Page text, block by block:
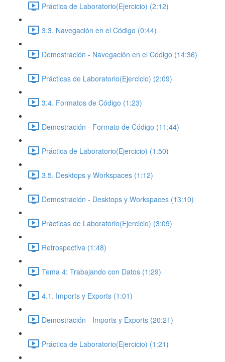
Práctica de Laboratorio(Ejercicio) (2:12)
3.3. Navegación en el Código (0:44)
Demostración - Navegación en el Código (14:36)
Prácticas de Laboratorio(Ejercicio) (2:09)
3.4. Formatos de Código (1:23)
Demostración - Formato de Código (11:44)
Práctica de Laboratorio(Ejercicio) (1:50)
3.5. Desktops y Workspaces (1:12)
Demostración - Desktops y Workspaces (13:10)
Prácticas de Laboratorio(Ejercicio) (3:09)
Retrospectiva (1:48)
Tema 4: Trabajando con Datos (1:29)
4.1. Imports y Exports (1:01)
Demostración - Imports y Exports (20:21)
Práctica de Laboratorio(Ejercicio) (1:21)